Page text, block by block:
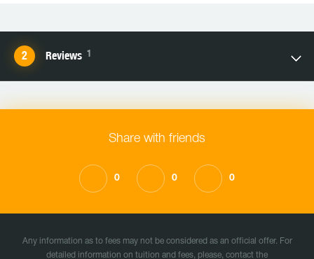
Reviews 1
Share with friends
0 0 0
Any information as to fees may not be considered as an official offer. For
detailed information on tuition and fees, please, contact the